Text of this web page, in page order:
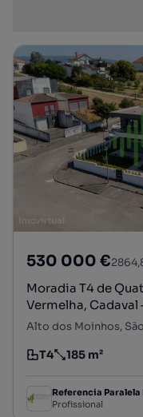
530 000 €
Moradia T4 de
Vermelha, Cadaval
Tipologia
T4
Preço por metro
185 m²
Referencia Paralela
Profissional